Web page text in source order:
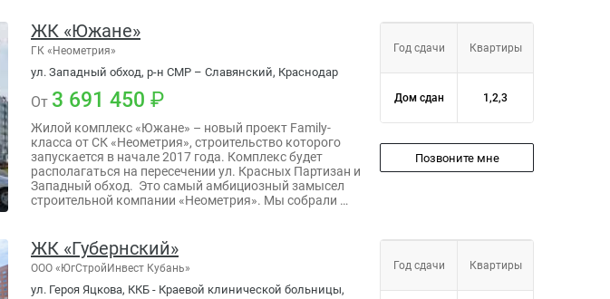
ЖК «Южане»
ГК «Неометрия»
ул. Западный обход, р-н СМР – Славянский, Краснодар
От 3 691 450
Жилой комплекс «Южане» – новый проект Family-
класса от СК «Неометрия», строительство которого
запускается в начале 2017 года. Комплекс будет
располагаться на пересечении ул. Красных Партизан и
Западный обход. Это самый амбициозный замысел
строительной компании «Неометрия». Мы собрали …
Год сдачи Квартиры
Дом сдан 1,2,3
Позвоните мне
ЖК «Губернский»
ООО «ЮгСтройИнвест Кубань»
ул. Героя Яцкова, ККБ - Краевой клинической больницы,
Год сдачи Квартиры